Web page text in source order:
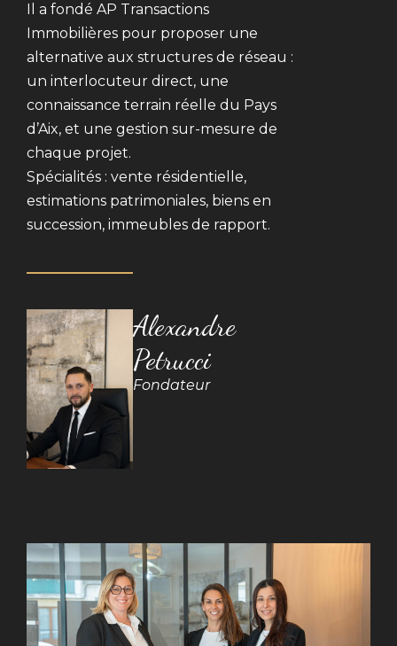
Il a fondé AP Transactions
Immobilières pour proposer une
alternative aux structures de réseau :
un interlocuteur direct, une
connaissance terrain réelle du Pays
d’Aix, et une gestion sur-mesure de
chaque projet.
Spécialités : vente résidentielle,
estimations patrimoniales, biens en
succession, immeubles de rapport.
Alexandre
Petrucci
Fondateur